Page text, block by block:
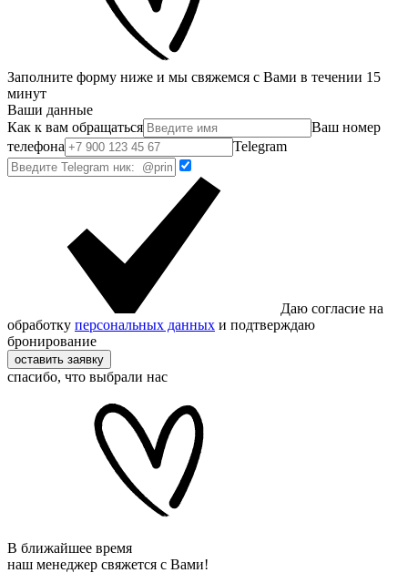
Заполните форму ниже и мы свяжемся с Вами в течении 15
минут
Ваши данные
Как к вам обращаться
Ваш номер
телефона
Telegram
Даю согласие на
обработку персональных данных и подтверждаю
бронирование
оставить заявку
спасибо, что выбрали нас
В ближайшее время
наш менеджер свяжется с Вами!